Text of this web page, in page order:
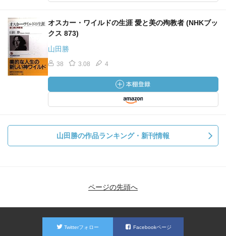
オスカー・ワイルドの生涯 愛と美の殉教者 (NHKブッ
クス 873)
山田勝
38 3.08 4
山田勝の作品ランキング・新刊情報
ページの先頭へ
Twitterフォロー Facebookページ